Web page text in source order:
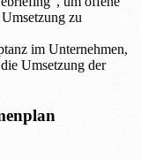
zu
im Unternehmen,
Umsetzung der